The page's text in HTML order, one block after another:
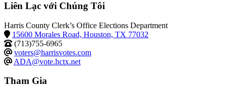
Liên Lạc với Chúng Tôi
Harris County Clerk’s Office Elections Department
15600 Morales Road, Houston, TX 77032
(713)755-6965
voters@harrisvotes.com
ADA@vote.hctx.net
Tham Gia